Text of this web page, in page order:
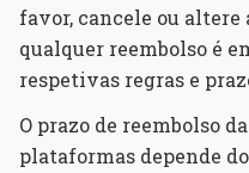
favor, cancele ou altere
qualquer reembolso é
respetivas regras e
O prazo de reembolso
plataformas depende